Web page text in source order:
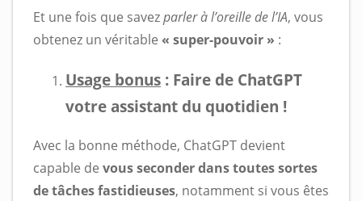
Et une fois que savezparler à l’oreille de l’IA, vous
obtenez un véritable « super-pouvoir » :
Usage bonus : Faire de ChatGPT
votre assistant du quotidien !
Avec la bonne méthode, ChatGPT devient
capable de vous seconder dans toutes sortes
de tâches fastidieuses, notamment si vous êtes